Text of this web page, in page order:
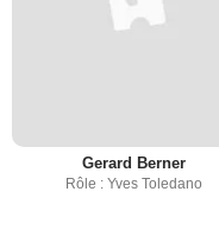
Gerard Berner
Rôle : Yves Toledano